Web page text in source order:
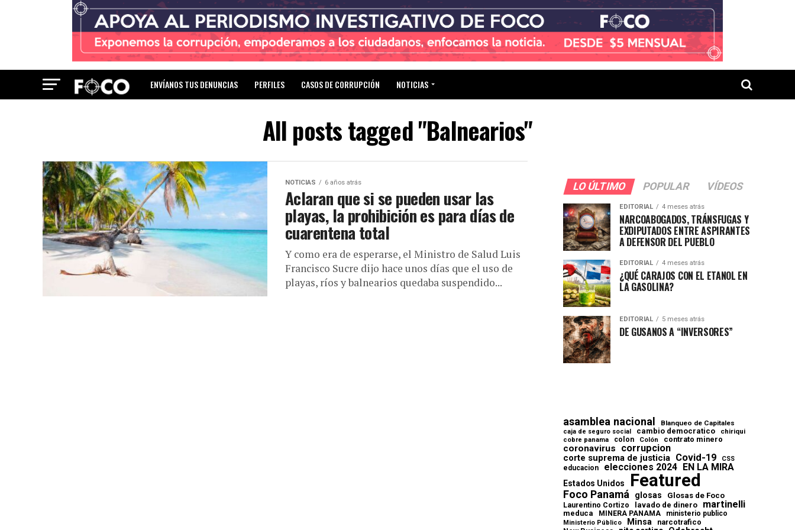
ENVÍANOS TUS DENUNCIAS PERFILES CASOS DE CORRUPCIÓN NOTICIAS
All posts tagged "Balnearios"
NOTICIAS 6 años atrás
Aclaran que si se pueden usar las
playas, la prohibición es para días de
cuarentena total
Y como era de esperarse, el Ministro de Salud Luis
Francisco Sucre dijo hace unos días que el uso de
playas, ríos y balnearios quedaba suspendido...
LO ÚLTIMO POPULAR VÍDEOS
EDITORIAL 4 meses atrás
NARCOABOGADOS, TRÁNSFUGAS Y
EXDIPUTADOS ENTRE ASPIRANTES
A DEFENSOR DEL PUEBLO
EDITORIAL 4 meses atrás
¿QUÉ CARAJOS CON EL ETANOL EN
LA GASOLINA?
EDITORIAL 5 meses atrás
DE GUSANOS A “INVERSORES”
asamblea nacional Blanqueo de Capitales
caja de seguro social cambio democratico chiriqui
cobre panama colon Colón contrato minero
coronavirus corrupcion
corte suprema de justicia Covid-19 CSS
educacion elecciones 2024 EN LA MIRA
Estados Unidos Featured
Foco Panamá glosas Glosas de Foco
Laurentino Cortizo lavado de dinero martinelli
meduca MINERA PANAMA ministerio publico
Ministerio Público Minsa
narcotrafico